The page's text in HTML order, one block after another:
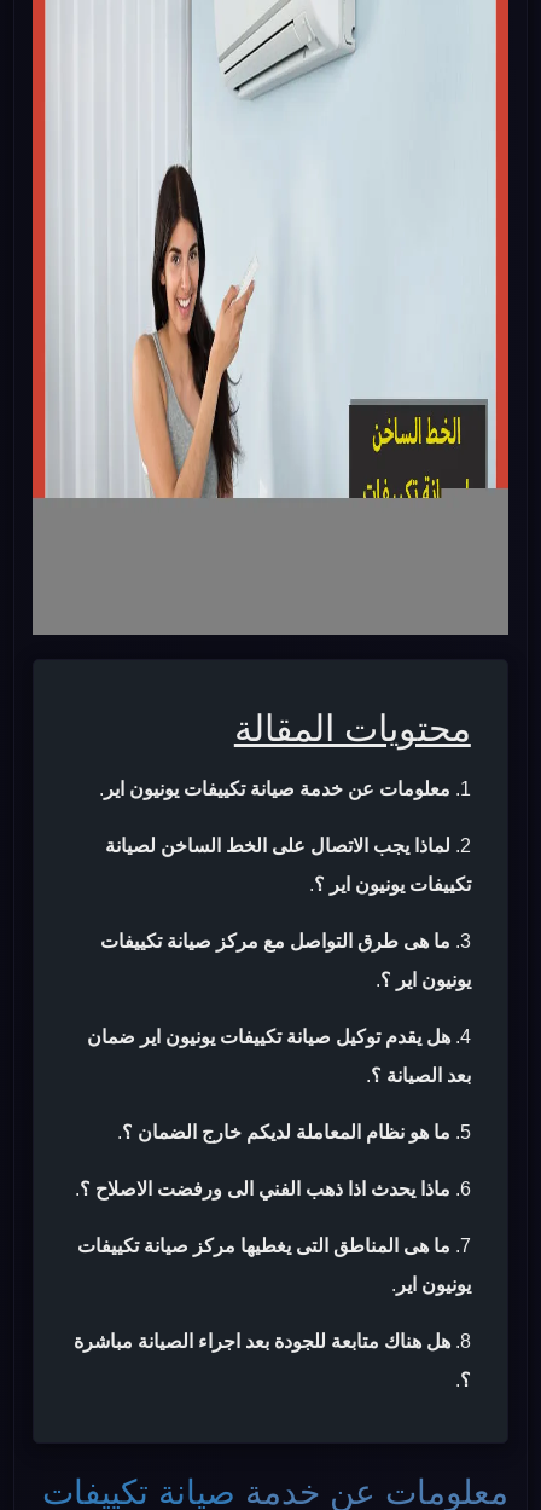
محتويات المقالة
معلومات عن خدمة صيانة تكييفات يونيون اير .
لماذا يجب الاتصال على الخط الساخن لصيانة
تكييفات يونيون اير ؟.
ما هى طرق التواصل مع مركز صيانة تكييفات
يونيون اير ؟.
هل يقدم توكيل صيانة تكييفات يونيون اير ضمان
بعد الصيانة ؟.
ما هو نظام المعاملة لديكم خارج الضمان ؟.
ماذا يحدث اذا ذهب الفني الى ورفضت الاصلاح ؟.
ما هى المناطق التى يغطيها مركز صيانة تكييفات
يونيون اير .
هل هناك متابعة للجودة بعد اجراء الصيانة مباشرة
؟.
معلومات عن خدمة صيانة تكييفات